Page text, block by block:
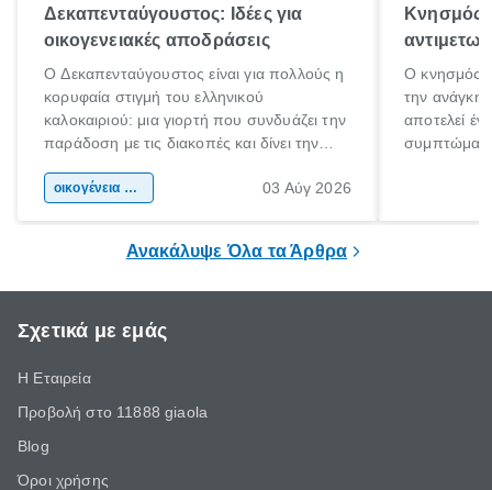
Δεκαπενταύγουστος: Ιδέες για
οικογενειακές αποδράσεις
Ο Δεκαπενταύγουστος είναι για πολλούς η
κορυφαία στιγμή του ελληνικού
καλοκαιριού: μια γιορτή που συνδυάζει την
παράδοση με τις διακοπές και δίνει την
χώρας. Είτε πρόκειται για λίγες μέρες
οικογένεια & παιδί 03 Αύγ 2026
Κνησμός:
Ο κνησμός
την ανάγκη
αποτελεί
Ανακάλυψε Όλα τα Άρθρα
Σχετικά με εμάς
Η Εταιρεία
Προβολή στο 11888 giaola
Blog
Όροι χρήσης